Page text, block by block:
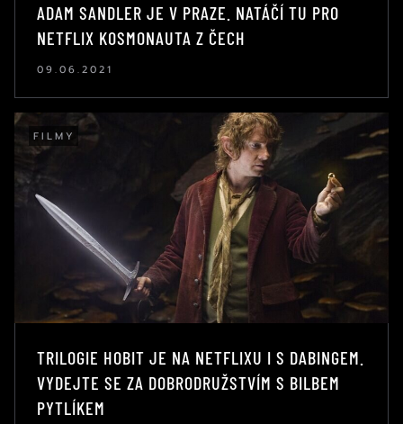
ADAM SANDLER JE V PRAZE. NATÁČÍ TU PRO
NETFLIX KOSMONAUTA Z ČECH
09.06.2021
FILMY
TRILOGIE HOBIT JE NA NETFLIXU I S DABINGEM.
VYDEJTE SE ZA DOBRODRUŽSTVÍM S BILBEM
PYTLÍKEM